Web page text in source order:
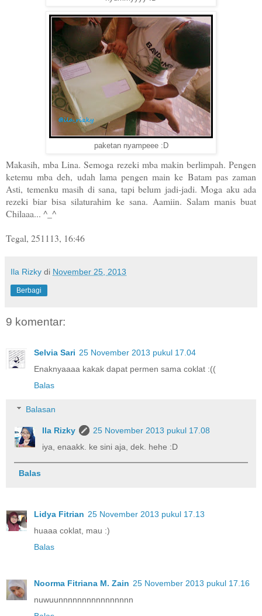
paketan nyampeee :D
Makasih, mba Lina. Semoga rezeki mba makin berlimpah. Pengen
ketemu mba deh, udah lama pengen main ke Batam pas zaman
Asti, temenku masih di sana, tapi belum jadi-jadi. Moga aku ada
rezeki biar bisa silaturahim ke sana. Aamiin. Salam manis buat
Chilaaa... ^_^
Tegal, 251113, 16:46
Ila Rizky di November 25, 2013
Berbagi
9 komentar:
Selvia Sari 25 November 2013 pukul 17.04
Enaknyaaaa kakak dapat permen sama coklat :((
Balas
Balasan
Ila Rizky
25 November 2013 pukul 17.08
iya, enaakk. ke sini aja, dek. hehe :D
Balas
Lidya Fitrian 25 November 2013 pukul 17.13
huaaa coklat, mau :)
Balas
Noorma Fitriana M. Zain 25 November 2013 pukul 17.16
nuwuunnnnnnnnnnnnnnnn